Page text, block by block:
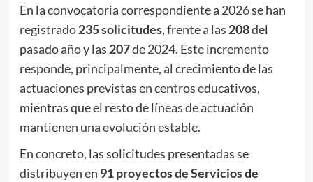
En la convocatoria correspondiente a 2026 se han
registrado235 solicitudes, frente a las 208del
pasado año y las 207de 2024. Este incremento
responde, principalmente, al crecimiento de las
actuaciones previstas en centros educativos,
mientras que el resto de líneas de actuación
mantienen una evolución estable.
En concreto, las solicitudes presentadas se
distribuyen en 91 proyectos de Servicios de